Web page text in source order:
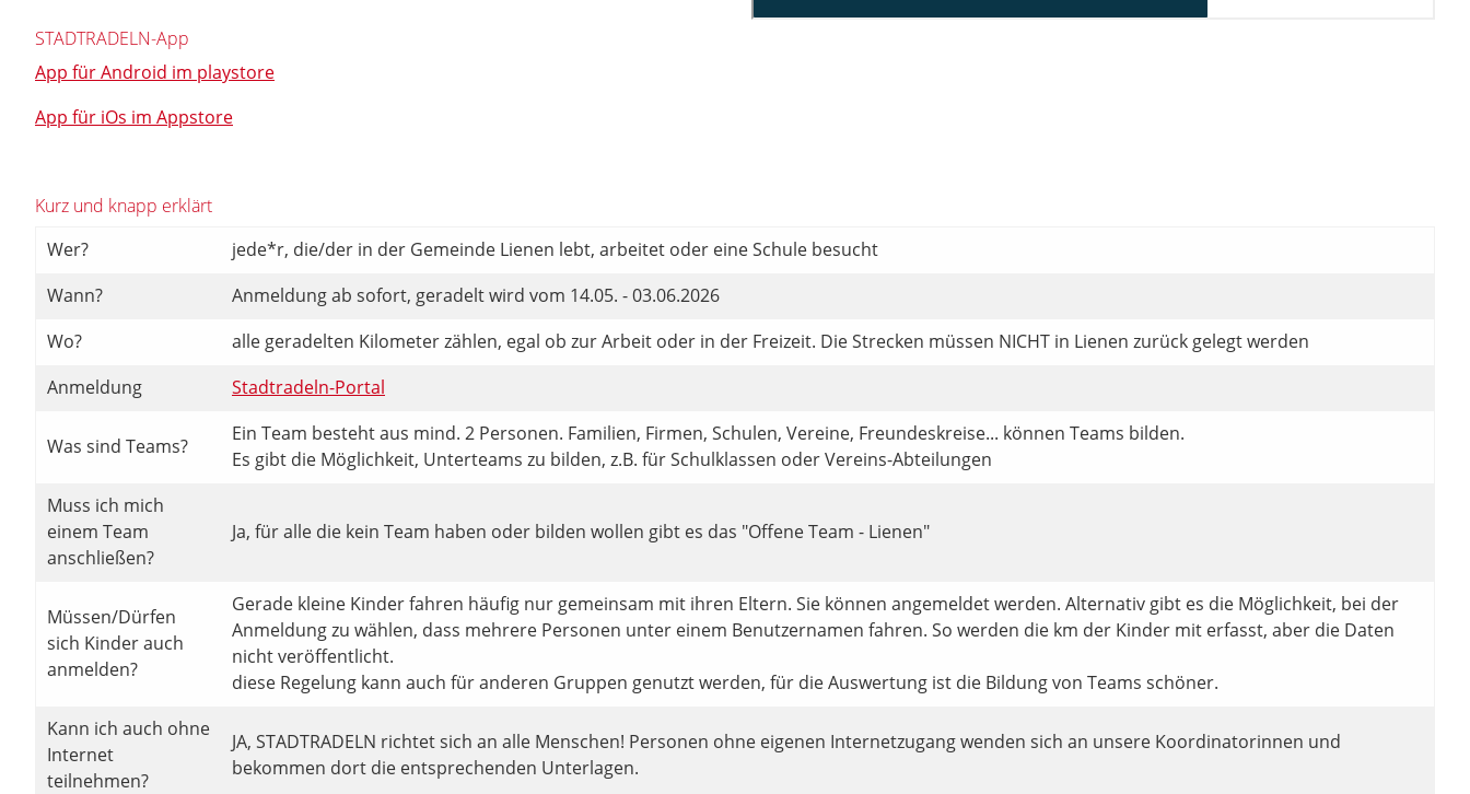
STADTRADELN-App
App für Android im playstore
App für iOs im Appstore
Kurz und knapp erklärt
Wer?
jede*r, die/der in der Gemeinde Lienen lebt, arbeitet oder eine Schule besucht
Wann?
Anmeldung ab sofort, geradelt wird vom 14.05. - 03.06.2026
Wo?
alle geradelten Kilometer zählen, egal ob zur Arbeit oder in der Freizeit. Die Strecken müssen NICHT in Lienen zurück gelegt werden
Anmeldung
Stadtradeln-Portal
Was sind Teams?
Ein Team besteht aus mind. 2 Personen. Familien, Firmen, Schulen, Vereine, Freundeskreise... können Teams bilden.
Es gibt die Möglichkeit, Unterteams zu bilden, z.B. für Schulklassen oder Vereins-Abteilungen
Muss ich mich
einem Team
anschließen?
Ja, für alle die kein Team haben oder bilden wollen gibt es das "Offene Team - Lienen"
Müssen/Dürfen
sich Kinder auch
anmelden?
Gerade kleine Kinder fahren häufig nur gemeinsam mit ihren Eltern. Sie können angemeldet werden. Alternativ gibt es die Möglichkeit, bei der
Anmeldung zu wählen, dass mehrere Personen unter einem Benutzernamen fahren. So werden die km der Kinder mit erfasst, aber die Daten
nicht veröffentlicht.
diese Regelung kann auch für anderen Gruppen genutzt werden, für die Auswertung ist die Bildung von Teams schöner.
Kann ich auch ohne
Internet
teilnehmen?
JA, STADTRADELN richtet sich an alle Menschen! Personen ohne eigenen Internetzugang wenden sich an unsere Koordinatorinnen und
bekommen dort die entsprechenden Unterlagen.